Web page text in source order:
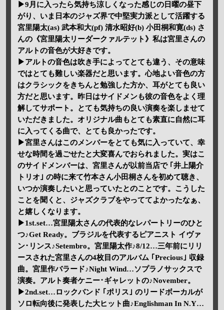
▶9月に入ったら気持ち涼しくなった感じの日曜の昼下
がり、いま日本のジャズ界で中堅実力派として活躍する
宮里陽太(as) 武本和大(pf) 清水昭好(b) 小田桐和寛(ds) さ
んの《宮里陽太リーダークァルテット》私は宮里さんの
アルトの音色が大好きです。
▶アルトの音色は吹き手によってとても違う、その意味
ではとても難しい楽器だと思います。心地よい音色の方
はクラシックをきちんと勉強した方か、耳がとても良い
方だと思います。昨日はサイドメンも彼の音色をよく理
解してサポート。とても気持ちの良い演奏を楽しませて
いただきました。オリジナル曲もとても素直に自然に耳
に入ってくる曲で、とても良かったです。
▶宮里さんはこのメンバーをとても気に入っていて、幸
せな時間を過ごせたと大変喜んでおられました。実はこ
のサイドメンバーは、宮里さんが以前当店で ｢井上陽介
トリオ｣ の時に来て竹本さん小田桐さんを初めて聴き、
いつか演奏したいと思っていたとのことです。こうした
ことを聞くと、ジャズクラブをやっててよかったなぁ、
と嬉しくなります。
▶1st.set…宮里陽太さんの代表的なレパートリーのひと
つ♪Get Ready。ブラジルを代表するピアニスト イヴァ
ン･リンス♪Setembro。宮里陽太作♪8/12…三年前にリリ
ースされた宮里さんの4枚目のアルバム ｢Precious｣ 収録
曲。宮里作バラード♪Night Wind…ソプラノサックスで
演奏。アルト奏者ケニー･ギャレットの♪November。
▶2nd.set…ロックバンド ｢ポリス｣ のリードボーカルが
ソロ転向後に発表した大ヒット曲♪Englishman In N.Y…